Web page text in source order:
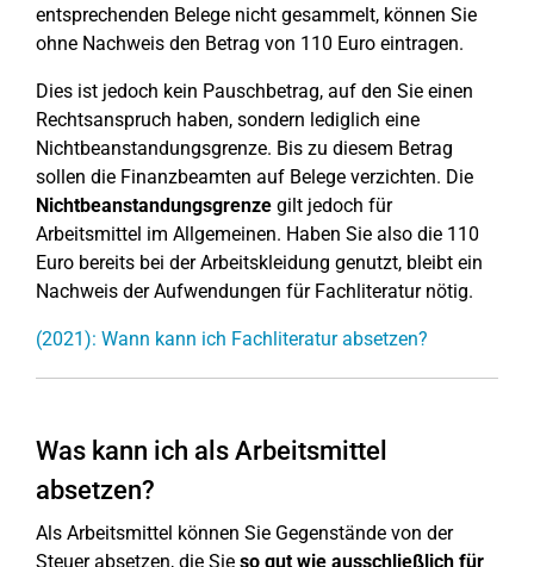
entsprechenden Belege nicht gesammelt, können Sie
ohne Nachweis den Betrag von 110 Euro eintragen.
Dies ist jedoch kein Pauschbetrag, auf den Sie einen
Rechtsanspruch haben, sondern lediglich eine
Nichtbeanstandungsgrenze. Bis zu diesem Betrag
sollen die Finanzbeamten auf Belege verzichten. Die
Nichtbeanstandungsgrenze gilt jedoch für
Arbeitsmittel im Allgemeinen. Haben Sie also die 110
Euro bereits bei der Arbeitskleidung genutzt, bleibt ein
Nachweis der Aufwendungen für Fachliteratur nötig.
(2021): Wann kann ich Fachliteratur absetzen?
Was kann ich als Arbeitsmittel
absetzen?
Als Arbeitsmittel können Sie Gegenstände von der
Steuer absetzen, die Sie so gut wie ausschließlich für